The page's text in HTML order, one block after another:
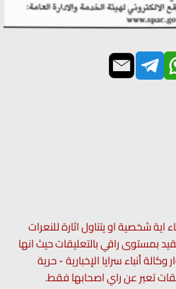
شخصية او يتناول اثارة للنعرات
بمستوى راقي بالتعليقات حيث انها
أنباء سرايا الإخبارية - حرية
تعبر عن راي اصحابها فقط.